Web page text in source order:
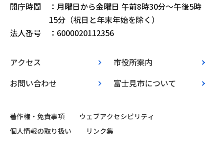
開庁時間
：月曜日から金曜日 午前8時30分～午後5時
15分（祝日と年末年始を除く）
法人番号
：6000020112356
アクセス
市役所案内
お問い合わせ
富士見市について
著作権・免責事項
ウェブアクセシビリティ
個人情報の取り扱い
リンク集